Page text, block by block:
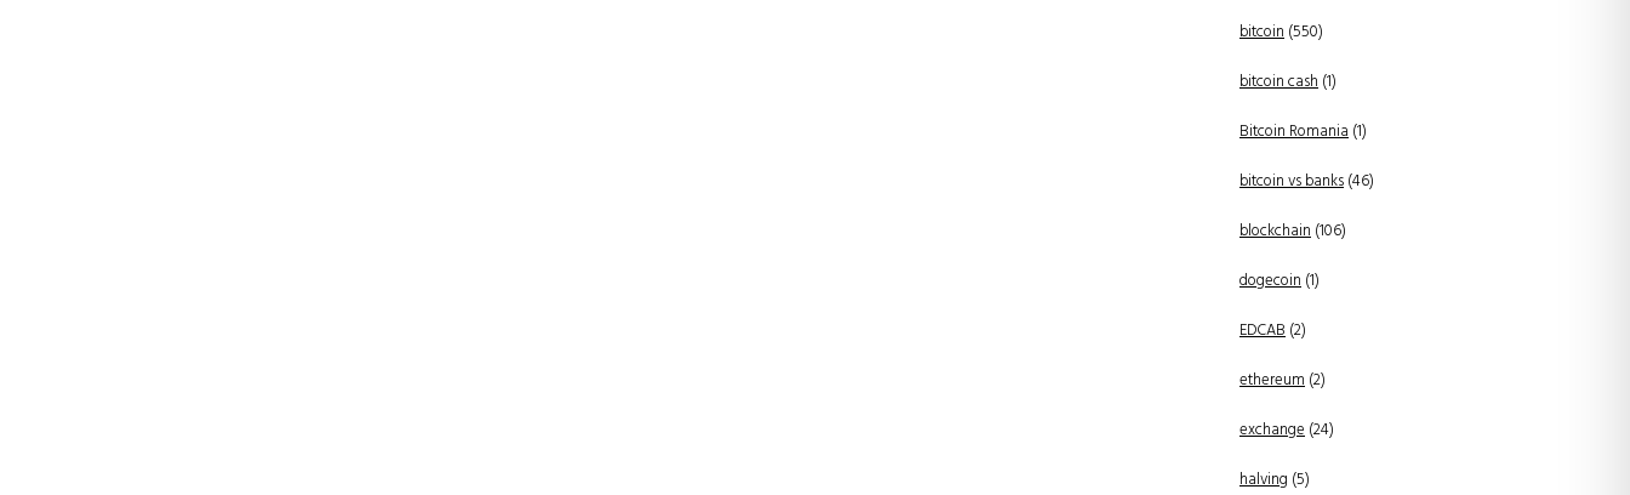
bitcoin(550)
bitcoin cash(1)
Bitcoin Romania(1)
bitcoin vs banks(46)
blockchain(106)
dogecoin(1)
EDCAB(2)
ethereum(2)
exchange(24)
halving (5)